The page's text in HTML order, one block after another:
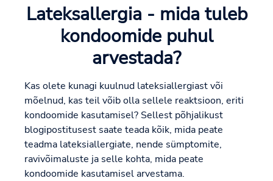
Lateksallergia - mida tuleb
kondoomide puhul
arvestada?
Kas olete kunagi kuulnud lateksiallergiast või
mõelnud, kas teil võib olla sellele reaktsioon, eriti
kondoomide kasutamisel? Sellest põhjalikust
blogipostitusest saate teada kõik, mida peate
teadma lateksiallergiate, nende sümptomite,
ravivõimaluste ja selle kohta, mida peate
kondoomide kasutamisel arvestama.